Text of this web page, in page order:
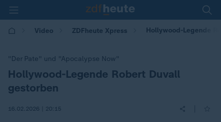
Video ZDFheute Xpress Hollywood-Legende
"Der Pate" und "Apocalypse Now"
:Hollywood-Legende Robert Duvall
gestorben
16.02.2026 | 20:15